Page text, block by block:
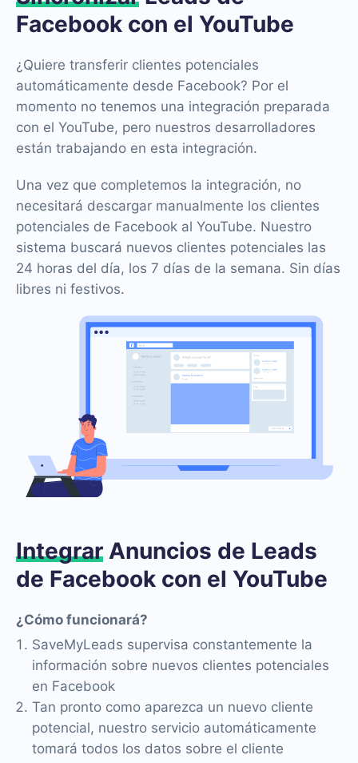
Facebook con el YouTube
¿Quiere transferir clientes potenciales
automáticamente desde Facebook? Por el
momento no tenemos una integración preparada
con el YouTube, pero nuestros desarrolladores
están trabajando en esta integración.
Una vez que completemos la integración, no
necesitará descargar manualmente los clientes
potenciales de Facebook al YouTube. Nuestro
sistema buscará nuevos clientes potenciales las
24 horas del día, los 7 días de la semana. Sin días
libres ni festivos.
Integrar Anuncios de Leads
de Facebook con el YouTube
¿Cómo funcionará?
SaveMyLeads supervisa constantemente la
información sobre nuevos clientes potenciales
en Facebook
Tan pronto como aparezca un nuevo cliente
potencial, nuestro servicio automáticamente
tomará todos los datos sobre el cliente